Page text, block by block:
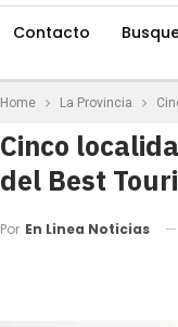
Contacto
Home La Provincia
Cinco
del Best
Por En Linea Noticias